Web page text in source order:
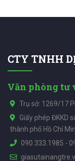
CTY TNHH
Văn phòng tư
Trụ sở: 1269/17
Giấy phép ĐKKD
thành phố Hồ Chí
090.333.1985 -